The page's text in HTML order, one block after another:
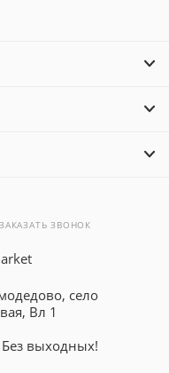
ЗАКАЗАТЬ ЗВОНОК
село
Вл 1
выходных!